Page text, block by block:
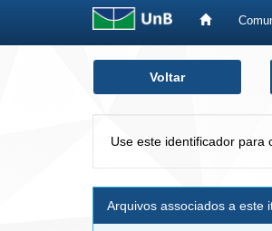
Voltar
Use este identificador para
Arquivos associados a este